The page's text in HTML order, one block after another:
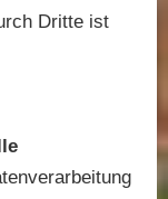
Dritte ist